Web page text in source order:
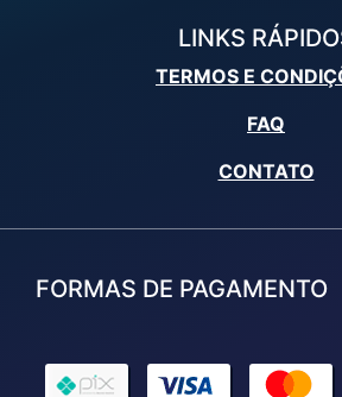
LINKS
TERMOS E
FAQ
CONTATO
FORMAS DE PAGAMENTO